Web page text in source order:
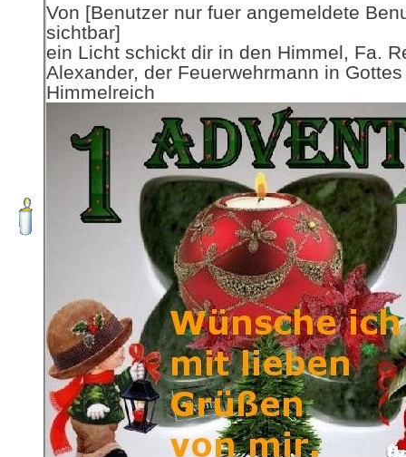
Von [Benutzer nur fuer angemeldete
sichtbar]
ein Licht schickt dir in den Himmel, Fa.
Alexander, der Feuerwehrmann in Gottes
Himmelreich